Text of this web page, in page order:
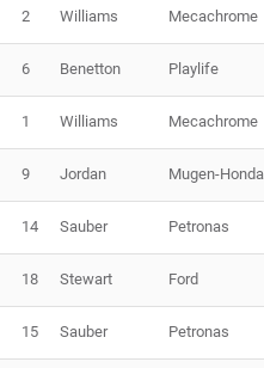
2 Williams Mecachrome
6 Benetton Playlife
1 Williams Mecachrome
9 Jordan Mugen-Honda
14 Sauber Petronas
18 Stewart Ford
15 Sauber Petronas